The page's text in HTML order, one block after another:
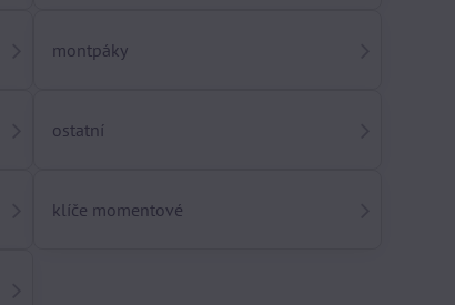
montpáky
ostatní
klíče momentové